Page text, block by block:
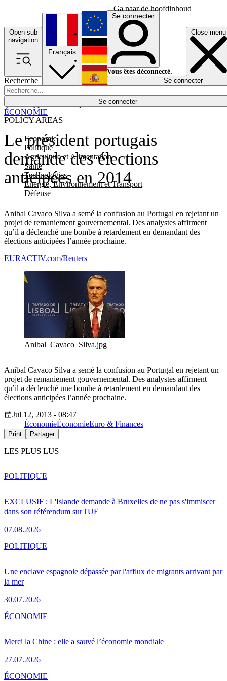
Ga naar de hoofdinhoud
Open sub
navigation
Close menu
Recherche
Se connecter
POLICY AREAS
Economie
Politique
Agriculture et Alimentation
Santé
Technologies
Energie, Environnement et Transport
Défense
Économie
Français
English
Deutsch
Español
Se connecter
Vous êtes déconnecté.
Se connecter
Le président portugais
demande des élections
anticipées en 2014
Anibal Cavaco Silva a semé la confusion au Portugal en rejetant un
projet de remaniement gouvernemental. Des analystes affirment
qu’il a déclenché une bombe à retardement en demandant des
élections anticipées l’année prochaine.
ÉCONOMIE
EURACTIV.com/Reuters
Anibal_Cavaco_Silva.jpg
Anibal Cavaco Silva a semé la confusion au Portugal en rejetant un
projet de remaniement gouvernemental. Des analystes affirment
qu’il a déclenché une bombe à retardement en demandant des
élections anticipées l’année prochaine.
Jul 12, 2013 - 08:47
ÉconomieÉconomieEuro & Finances
Print Partager
LES PLUS LUS
EXCLUSIF : L'Islande demande à Bruxelles de ne pas s'immiscer
dans son référendum sur l'UE
07.08.2026
POLITIQUE
Une enclave espagnole dépassée par l'afflux de migrants arrivant par
la mer
30.07.2026
POLITIQUE
Merci la Chine : elle a sauvé l’économie mondiale
27.07.2026
ÉCONOMIE
ÉCONOMIE